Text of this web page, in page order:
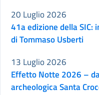
41a edizione della SIC:
di Tommaso Usberti
20 Luglio 2026
Effetto Notte 2026 –
archeologica Santa
13 Luglio 2026